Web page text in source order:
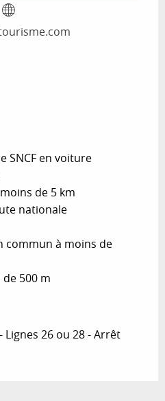
SNCF en voiture
de 5 km
nationale
commun à moins de
500 m
Lignes 26 ou 28 - Arrêt